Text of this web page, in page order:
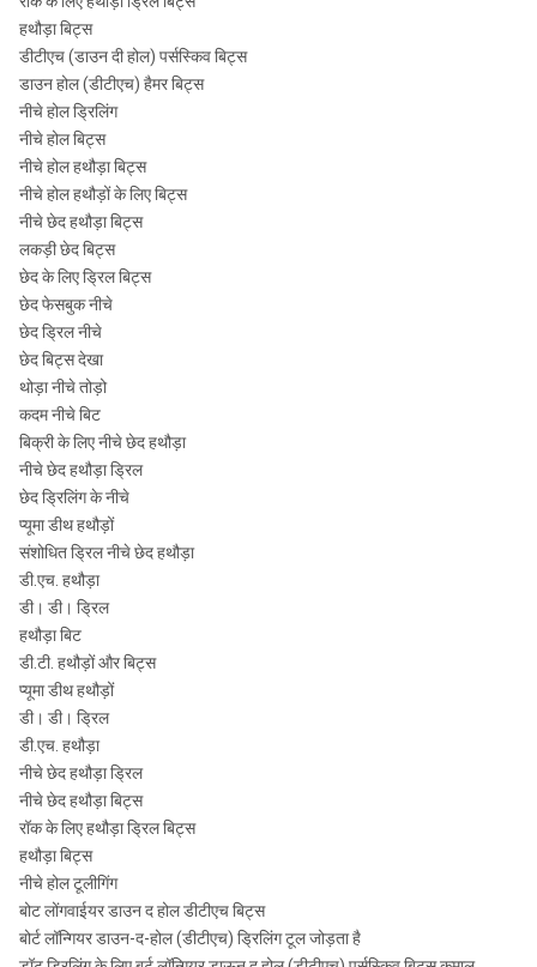
हथौड़ा बिट्स
डीटीएच (डाउन दी होल) पर्सस्किव बिट्स
डाउन होल (डीटीएच) हैमर बिट्स
नीचे होल ड्रिलिंग
नीचे होल बिट्स
नीचे होल हथौड़ा बिट्स
नीचे होल हथौड़ों के लिए बिट्स
नीचे छेद हथौड़ा बिट्स
लकड़ी छेद बिट्स
छेद के लिए ड्रिल बिट्स
छेद फेसबुक नीचे
छेद ड्रिल नीचे
छेद बिट्स देखा
थोड़ा नीचे तोड़ो
कदम नीचे बिट
बिक्री के लिए नीचे छेद हथौड़ा
नीचे छेद हथौड़ा ड्रिल
छेद ड्रिलिंग के नीचे
प्यूमा डीथ हथौड़ों
संशोधित ड्रिल नीचे छेद हथौड़ा
डी.एच. हथौड़ा
डी। डी। ड्रिल
हथौड़ा बिट
डी.टी. हथौड़ों और बिट्स
प्यूमा डीथ हथौड़ों
डी। डी। ड्रिल
डी.एच. हथौड़ा
नीचे छेद हथौड़ा ड्रिल
नीचे छेद हथौड़ा बिट्स
रॉक के लिए हथौड़ा ड्रिल बिट्स
हथौड़ा बिट्स
नीचे होल टूलीगिंग
बोट लोंगवाईयर डाउन द होल डीटीएच बिट्स
बोर्ट लॉन्गियर डाउन-द-होल (डीटीएच) ड्रिलिंग टूल जोड़ता है